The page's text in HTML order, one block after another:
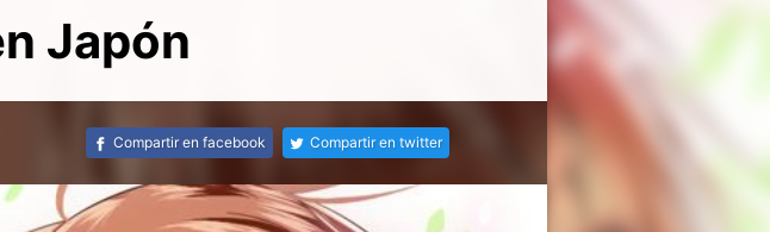
Japón
Compartir en facebook Compartir en twitter